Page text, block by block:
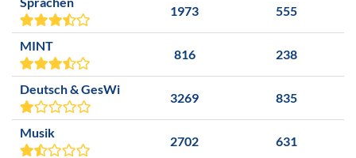
1973 555
MINT
816 238
Deutsch & GesWi
3269 835
Musik
2702 631